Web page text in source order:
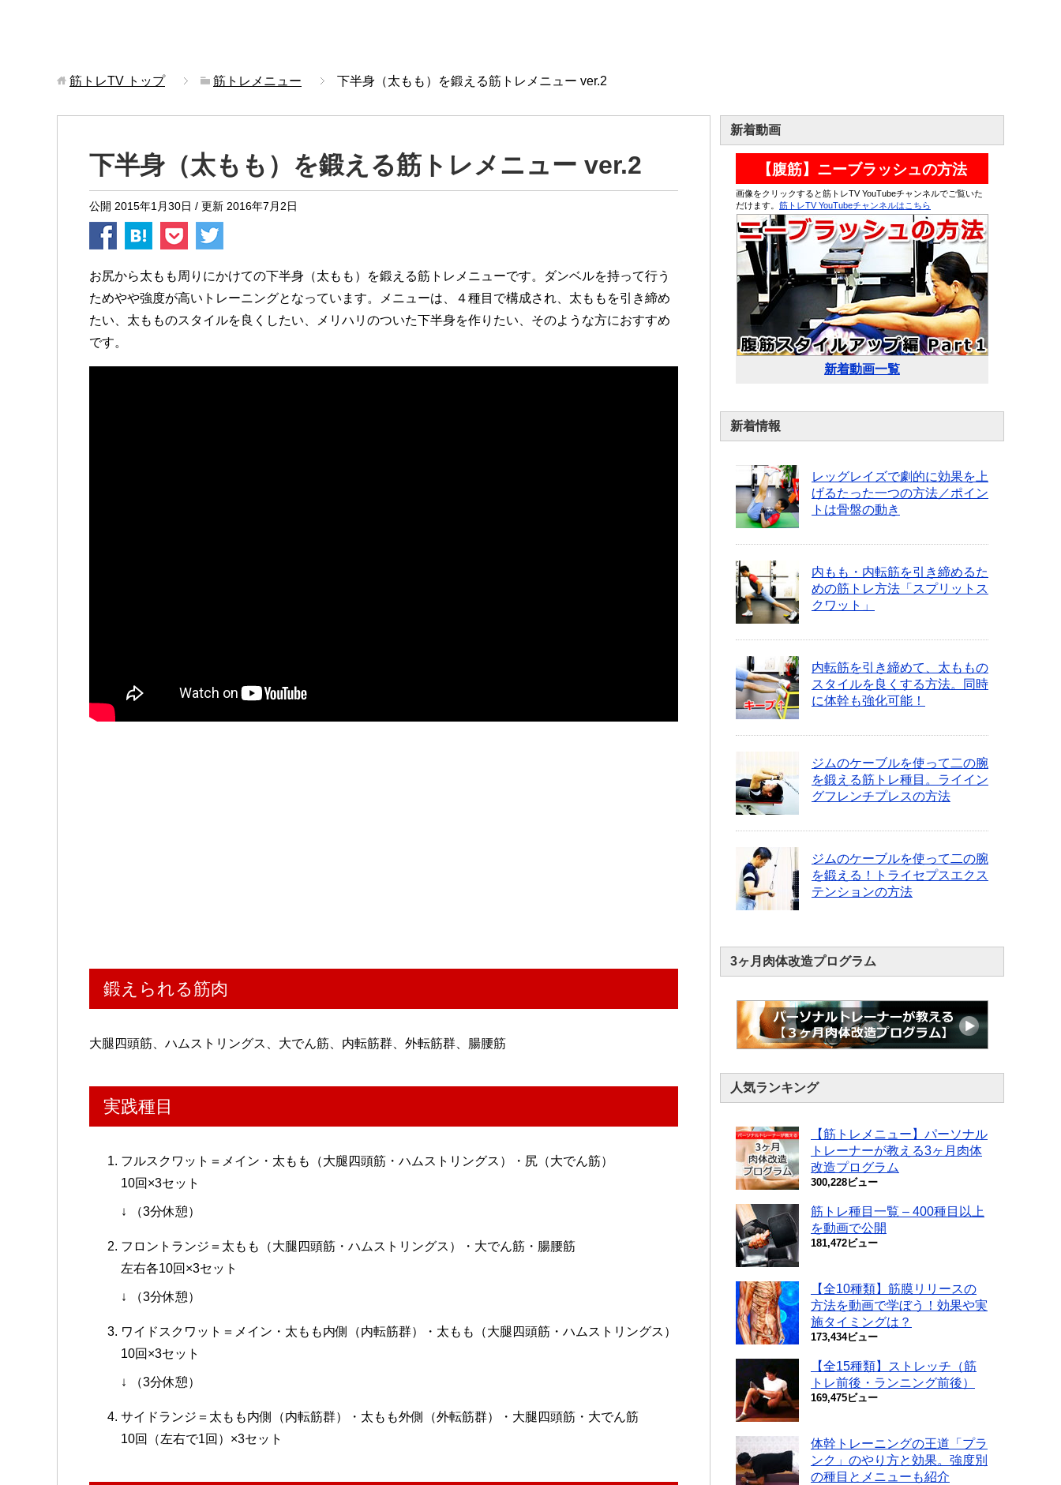
筋トレTV トップ 筋トレメニュー 下半身（太もも）を鍛える筋トレメニュー ver.2
下半身（太もも）を鍛える筋トレメニュー ver.2
公開 2015年1月30日 / 更新 2016年7月2日
お尻から太もも周りにかけての下半身（太もも）を鍛える筋トレメニューです。ダンベルを持って行う
ためやや強度が高いトレーニングとなっています。メニューは、４種目で構成され、太ももを引き締め
たい、太もものスタイルを良くしたい、メリハリのついた下半身を作りたい、そのような方におすすめ
です。
鍛えられる筋肉
大腿四頭筋、ハムストリングス、大でん筋、内転筋群、外転筋群、腸腰筋
実践種目
フルスクワット＝メイン・太もも（大腿四頭筋・ハムストリングス）・尻（大­でん筋）
10回×3セット
↓ （3分休憩）
フロントランジ＝太もも（大腿四頭筋・ハムストリングス）・大でん筋・腸腰筋
左右各10回×3セット
↓ （3分休憩）
ワイドスクワット＝メイン・太もも内側（内転筋群）・太もも（大腿四頭筋・ハ­ムストリングス）
10回×3セット
↓ （3分休憩）
サイドランジ＝太もも内側（内転筋群）・太もも外側（外転筋群）・大腿四頭筋・大でん筋
10回（左右で1回）×3セット
新着動画
【腹筋】ニーブラッシュの方法
画像をクリックすると筋トレTV YouTubeチャンネルでご覧いた
だけます。 筋トレTV YouTubeチャンネルはこちら
新着動画一覧
新着情報
レッグレイズで劇的に効果を上
げるたった一つの方法／ポイン
トは骨盤の動き
内もも・内転筋を引き締めるた
めの筋トレ方法「スプリットス
クワット」
内転筋を引き締めて、太ももの
スタイルを良くする方法。同時
に体幹も強化可能！
ジムのケーブルを使って二の腕
を鍛える筋トレ種目。ライイン
グフレンチプレスの方法
ジムのケーブルを使って二の腕
を鍛える！トライセプスエクス
テンションの方法
3ヶ月肉体改造プログラム
人気ランキング
【筋トレメニュー】パーソナル
トレーナーが教える3ヶ月肉体
改造プログラム
300,228ビュー
筋トレ種目一覧 – 400種目以上
を動画で公開
181,472ビュー
【全10種類】筋膜リリースの
方法を動画で学ぼう！効果や実
施タイミングは？
173,434ビュー
【全15種類】ストレッチ（筋
トレ前後・ランニング前後）
169,475ビュー
体幹トレーニングの王道「プラ
ンク」のやり方と効果。強度別
の種目とメニューも紹介